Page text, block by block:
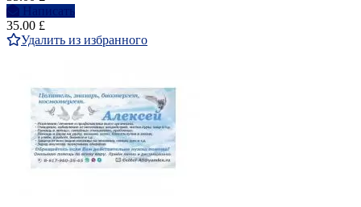
Написать
35.00 £
Удалить из избранного